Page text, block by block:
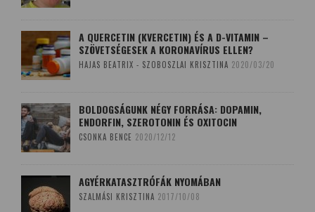
A QUERCETIN (KVERCETIN) ÉS A D-VITAMIN –
SZÖVETSÉGESEK A KORONAVÍRUS ELLEN?
HAJAS BEATRIX - SZOBOSZLAI KRISZTINA 2020/03/20
BOLDOGSÁGUNK NÉGY FORRÁSA: DOPAMIN,
ENDORFIN, SZEROTONIN ÉS OXITOCIN
CSONKA BENCE 2020/12/12
AGYÉRKATASZTRÓFÁK NYOMÁBAN
SZALMÁSI KRISZTINA 2017/10/08